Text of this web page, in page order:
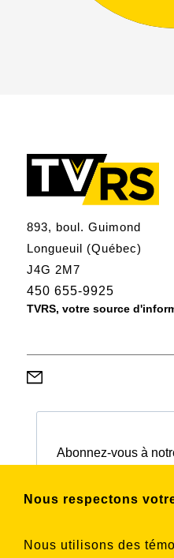
Nous respectons
Nous utilisons des
893, boul. Guimond
Longueuil (Québec)
J4G 2M7
450 655-9925
TVRS, votre source
Abonnez-vous à
souhaitez vous